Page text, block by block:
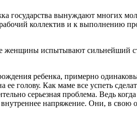
государства вынуждают многих
коллектив и к выполнению
женщины испытывают сильнейший
ребенка, примерно
ее голову. Как маме все успеть
серьезная проблема. Ведь
напряжение. Они, в свою